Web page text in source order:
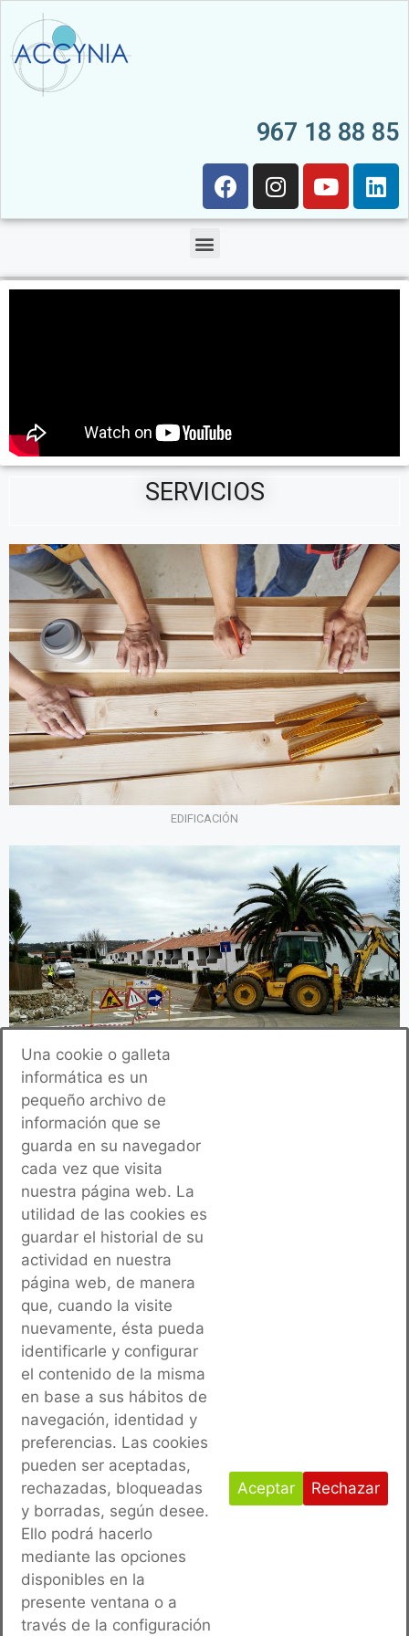
967 18 88 85
SERVICIOS
EDIFICACIÓN
ENERGIAS RENOVABLES
Una cookie o galleta
informática es un
pequeño archivo de
información que se
guarda en su navegador
cada vez que visita
nuestra página web. La
utilidad de las cookies es
guardar el historial de su
actividad en nuestra
página web, de manera
que, cuando la visite
nuevamente, ésta pueda
identificarle y configurar
el contenido de la misma
en base a sus hábitos de
navegación, identidad y
preferencias. Las cookies
pueden ser aceptadas,
rechazadas, bloqueadas
y borradas, según desee.
Ello podrá hacerlo
mediante las opciones
disponibles en la
presente ventana o a
través de la configuración
Aceptar Rechazar